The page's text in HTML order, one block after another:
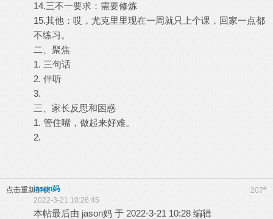
14.三不一要求：需要修炼
15.其他：哎，尤克里里现在一周就只上个课，回家一点都
不练习。
二、聚焦
1. 三句话
2. 伴听
3.
三、家长反思和困惑
1. 管住嘴，做起来好难。
2.
点击重新加载 207#
jason妈
2022-3-21 10:26:45
本帖最后由 jason妈 于 2022-3-21 10:28 编辑